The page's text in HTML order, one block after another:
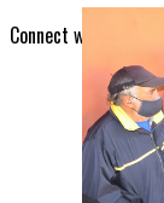
Connect with us